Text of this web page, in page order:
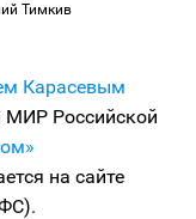
Тимкив
Карасевым
МИР Российской
на сайте